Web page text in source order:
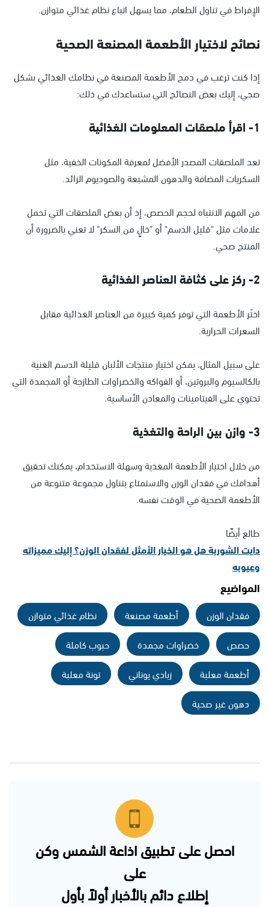
الإفراط في تناول الطعام، مما يسهل اتباع نظام غذائي متوازن.
نصائح لاختيار الأطعمة المصنعة الصحية
إذا كنت ترغب في دمج الأطعمة المصنعة في نظامك الغذائي بشكل
صحي، إليك بعض النصائح التي ستساعدك في ذلك:
1- اقرأ ملصقات المعلومات الغذائية
تعد الملصقات المصدر الأفضل لمعرفة المكونات الخفية، مثل
السكريات المضافة والدهون المشبعة والصوديوم الزائد.
من المهم الانتباه لحجم الحصص، إذ أن بعض الملصقات التي تحمل
علامات مثل "قليل الدسم" أو "خالٍ من السكر" لا تعني بالضرورة أن
المنتج صحي.
2- ركز على كثافة العناصر الغذائية
اختَر الأطعمة التي توفر كمية كبيرة من العناصر الغذائية مقابل
السعرات الحرارية.
على سبيل المثال، يمكن اختيار منتجات الألبان قليلة الدسم الغنية
بالكالسيوم والبروتين، أو الفواكه والخضراوات الطازجة أو المجمدة التي
تحتوي على الفيتامينات والمعادن الأساسية.
3- وازن بين الراحة والتغذية
من خلال اختيار الأطعمة المغذية وسهلة الاستخدام، يمكنك تحقيق
أهدافك في فقدان الوزن والاستمتاع بتناول مجموعة متنوعة من
الأطعمة الصحية في الوقت نفسه.
طالع أيضًا
دايت الشوربة هل هو الخيار الأمثل لفقدان الوزن؟ إليك مميزاته
وعيوبه
المواضيع
فقدان الوزن أطعمة مصنعة
نظام غذائي متوازن
حصص
خضراوات مجمدة
حبوب كاملة
أطعمة معلبة
زبادي يوناني
تونة معلبة
دهون غير صحية
احصل على تطبيق اذاعة الشمس وكن
على
إطلاع دائم بالأخبار أولاً بأول